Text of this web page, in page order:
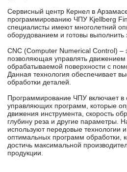
Сервисный центр Кернел в
программированию ЧПУ Kjellberg
специалисты имеют многолетний
оборудованием и готовы выполнить
CNC (Computer Numerical Control) –
позволяющая управлять движением
обрабатываемой поверхности с
Данная технология обеспечивает
обработки деталей.
Программирование ЧПУ включает в
управляющих программ, которые
движения инструмента, скорость
глубину реза и другие параметры.
используют передовые технологии
оптимальных программ обработки,
достичь максимальной
продукции.